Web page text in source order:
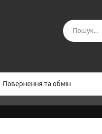
Повернення та обмін